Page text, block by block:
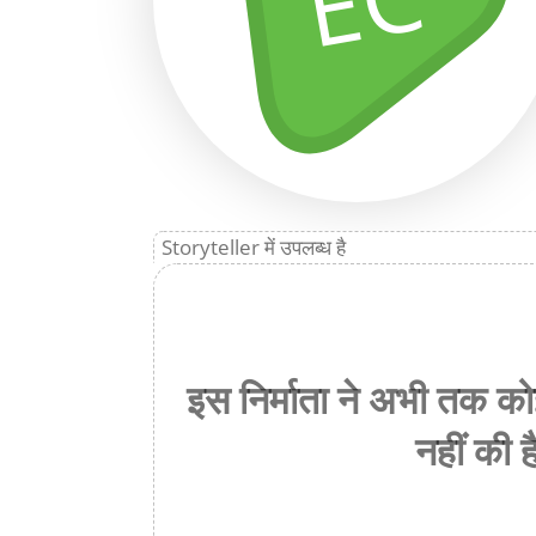
Storyteller में उपलब्ध है
इस निर्माता ने अभी तक
नहीं की